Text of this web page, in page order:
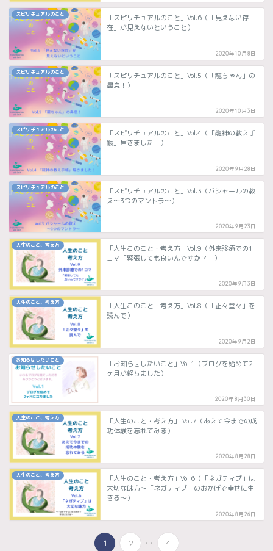
スピリチュアルのこと
「スピリチュアルのこと」Vol.6（「見えない存
在」が見えないということ）
2020年10月8日
スピリチュアルのこと
「スピリチュアルのこと」Vol.5（「龍ちゃん」の
鼻息！）
2020年10月3日
スピリチュアルのこと
「スピリチュアルのこと」Vol.4（「龍神の教え手
帳」届きました！）
2020年9月28日
スピリチュアルのこと
「スピリチュアルのこと」Vol.3（バシャールの教
え〜3つのマントラ〜）
2020年9月23日
人生のこと、考え方
「人生このこと・考え方」Vol.9（外来診療での1
コマ「緊張しても良いんですか？」）
2020年9月3日
人生のこと、考え方
「人生このこと・考え方」Vol.8（「正々堂々」を
読んで）
2020年9月2日
お知らせしたいこと
「お知らせしたいこと」Vol.1（ブログを始めて2
ヶ月が経ちました）
2020年8月30日
人生のこと、考え方
「人生のこと・考え方」 Vol.7（あえて今までの成
功体験を忘れてみる）
2020年8月28日
人生のこと、考え方
「人生のこと・考え方」Vol.6（「ネガティブ」は
大切な味方〜「ネガティブ」のおかげで幸せに生
きる〜）
2020年8月26日
1 2 ... 4